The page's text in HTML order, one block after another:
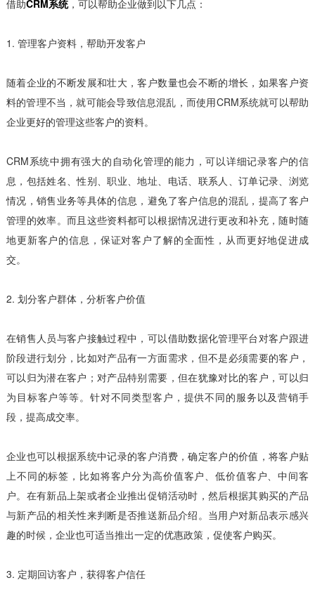
借助CRM系统，可以帮助企业做到以下几点：
1. 管理客户资料，帮助开发客户
随着企业的不断发展和壮大，客户数量也会不断的增长，如果客户资
料的管理不当，就可能会导致信息混乱，而使用CRM系统就可以帮助
企业更好的管理这些客户的资料。
CRM系统中拥有强大的自动化管理的能力，可以详细记录客户的信
息，包括姓名、性别、职业、地址、电话、联系人、订单记录、浏览
情况，销售业务等具体的信息，避免了客户信息的混乱，提高了客户
管理的效率。而且这些资料都可以根据情况进行更改和补充，随时随
地更新客户的信息，保证对客户了解的全面性，从而更好地促进成
交。
2. 划分客户群体，分析客户价值
在销售人员与客户接触过程中，可以借助数据化管理平台对客户跟进
阶段进行划分，比如对产品有一方面需求，但不是必须需要的客户，
可以归为潜在客户；对产品特别需要，但在犹豫对比的客户，可以归
为目标客户等等。针对不同类型客户，提供不同的服务以及营销手
段，提高成交率。
企业也可以根据系统中记录的客户消费，确定客户的价值，将客户贴
上不同的标签，比如将客户分为高价值客户、低价值客户、中间客
户。在有新品上架或者企业推出促销活动时，然后根据其购买的产品
与新产品的相关性来判断是否推送新品介绍。当用户对新品表示感兴
趣的时候，企业也可适当推出一定的优惠政策，促使客户购买。
3. 定期回访客户，获得客户信任